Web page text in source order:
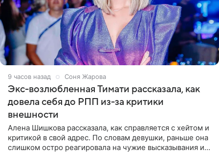
9 часов назад Соня Жарова
Экс-возлюбленная Тимати рассказала, как
довела себя до РПП из-за критики
внешности
Алена Шишкова рассказала, как справляется с хейтом и
критикой в свой адрес. По словам девушки, раньше она
слишком остро реагировала на чужие высказывания и